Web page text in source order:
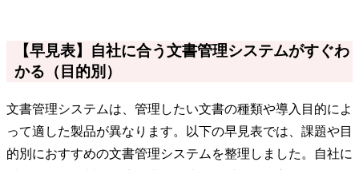
【早見表】自社に合う文書管理システムがすぐわ
かる（目的別）
文書管理システムは、管理したい文書の種類や導入目的によ
って適した製品が異なります。以下の早見表では、課題や目
的別におすすめの文書管理システムを整理しました。自社に